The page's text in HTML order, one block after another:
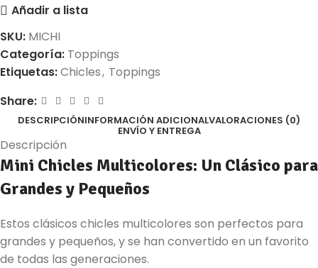
Añadir a lista
SKU: MICHI
Categoría: Toppings
Etiquetas:Chicles, Toppings
Share:
DESCRIPCIÓNINFORMACIÓN ADICIONALVALORACIONES (0)
ENVÍO Y ENTREGA
Descripción
Mini Chicles Multicolores: Un Clásico para
Grandes y Pequeños
Estos clásicos chicles multicolores son perfectos para
grandes y pequeños, y se han convertido en un favorito
de todas las generaciones.